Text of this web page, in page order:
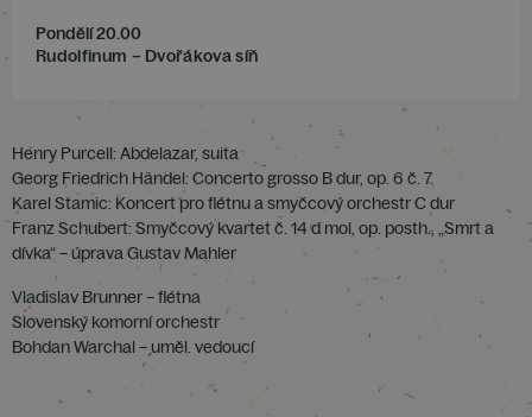
Pondělí 20.00
Rudolfinum – Dvořákova síň
Henry Purcell: Abdelazar, suita
Georg Friedrich Händel: Concerto grosso B dur, op. 6 č. 7
Karel Stamic: Koncert pro flétnu a smyčcový orchestr C dur
Franz Schubert: Smyčcový kvartet č. 14 d mol, op. posth., „Smrt a
dívka“ – úprava Gustav Mahler
Vladislav Brunner – flétna
Slovenský komorní orchestr
Bohdan Warchal – uměl. vedoucí